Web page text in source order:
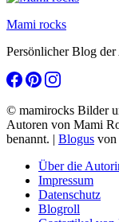
Mami rocks
Persönlicher Blog
© mamirocks Bilder
Autoren von Mami
benannt. | Blogus von
Über die
Impressum
Datenschutz
Blogroll